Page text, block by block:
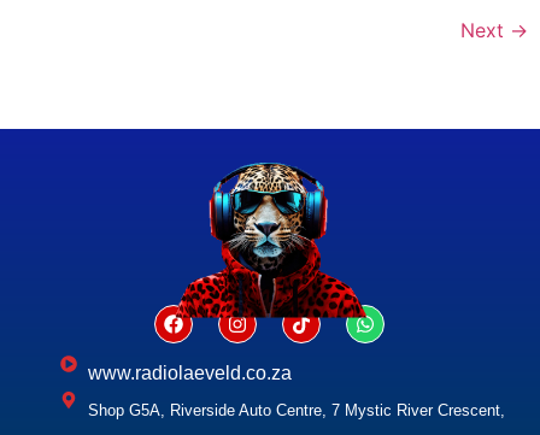
Next →
www.radiolaeveld.co.za
Shop G5A, Riverside Auto Centre, 7 Mystic River Crescent,